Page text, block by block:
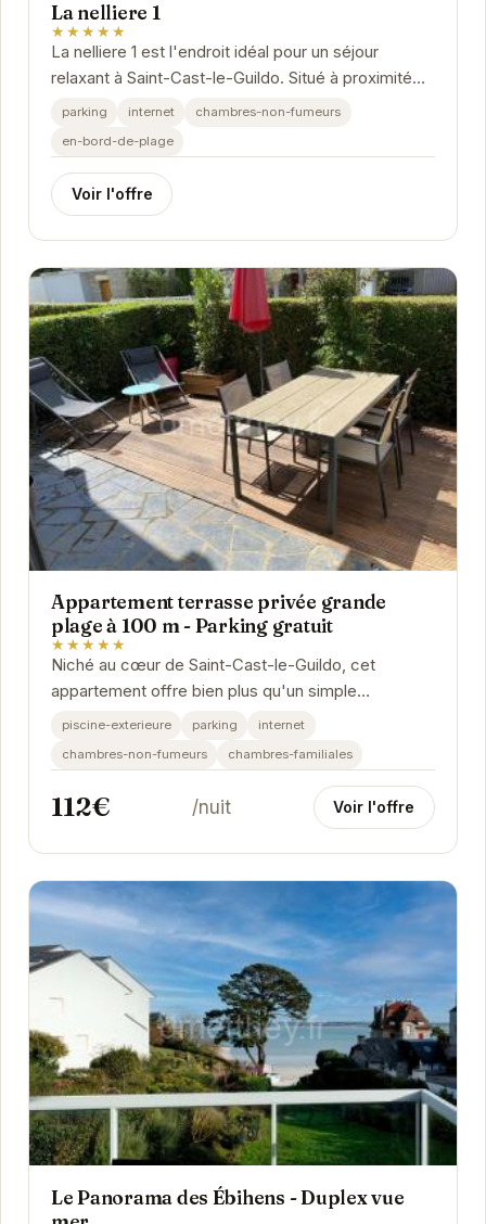
La nelliere 1
★★★★★
La nelliere 1 est l'endroit idéal pour un séjour
relaxant à Saint-Cast-le-Guildo. Situé à proximité
des attractions locales, cet établissement...
parking internet
chambres-non-fumeurs
en-bord-de-plage
Voir l'offre
Appartement terrasse privée grande
plage à 100 m - Parking gratuit
★★★★★
Niché au cœur de Saint-Cast-le-Guildo, cet
appartement offre bien plus qu'un simple
hébergement ; il propose une véritable expérience
piscine-exterieure parking
internet
chambres-non-fumeurs
chambres-familiales
112€ /nuit Voir l'offre
Le Panorama des Ébihens - Duplex vue